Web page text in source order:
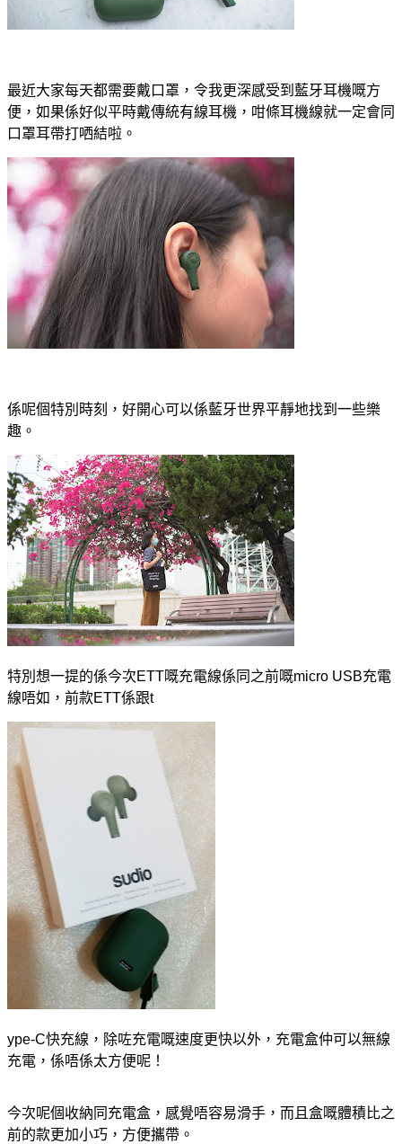
最近大家每天都需要戴口罩，令我更深感受到藍牙耳機嘅方
便，如果係好似平時戴傳統有線耳機，咁條耳機線就一定會同
口罩耳帶打哂結啦。
係呢個特別時刻，好開心可以係藍牙世界平靜地找到一些樂
趣。
特別想一提的係今次ETT嘅充電線係同之前嘅micro USB充電
線唔如，前款ETT係跟t
ype-C快充線，除咗充電嘅速度更快以外，充電盒仲可以無線
充電，係唔係太方便呢！
今次呢個收納同充電盒，感覺唔容易滑手，而且盒嘅體積比之
前的款更加小巧，方便攜帶。